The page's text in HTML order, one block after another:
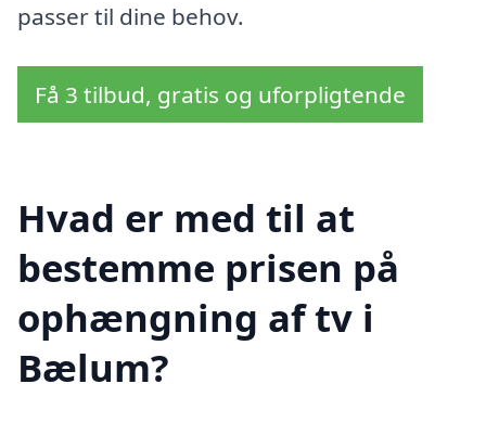
passer til dine behov.
Få 3 tilbud, gratis og uforpligtende
Hvad er med til at
bestemme prisen på
ophængning af tv i
Bælum?